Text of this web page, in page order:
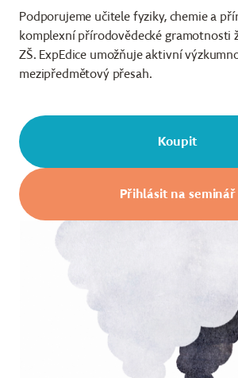
Podporujeme učitele fyziky, chemie a
komplexní přírodovědecké gramotnosti
ZŠ. ExpEdice umožňuje aktivní
mezipředmětový přesah.
Koupit
Přihlásit na seminář